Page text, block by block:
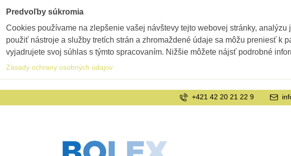
+421 42 20 21 22 9
Predvoľby súkromia
Cookies používame na zlepšenie vašej návštevy tejto webovej stránky,
použiť nástroje a služby tretích strán a zhromaždené údaje sa môžu preniesť k
vyjadrujete svoj súhlas s týmto spracovaním. Nižšie môžete nájsť podrobné
Zásady ochrany osobných údajov